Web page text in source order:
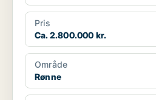
Pris
Ca. 2.800.000 kr.
Område
Rønne